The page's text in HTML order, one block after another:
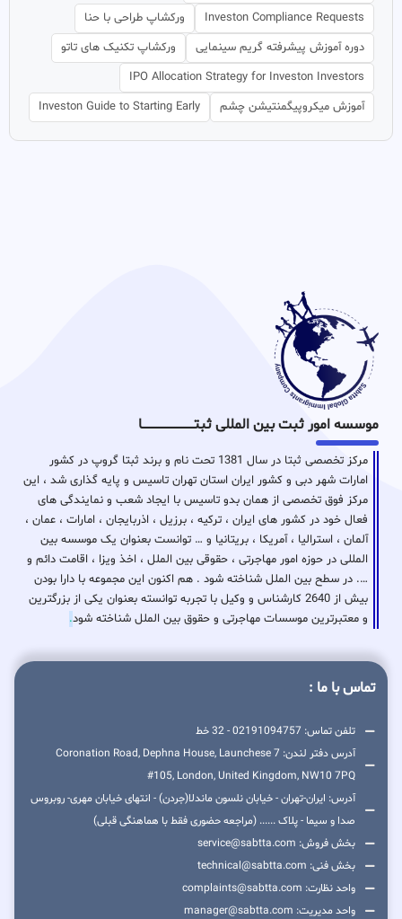
Investon Compliance Requests
ورکشاپ طراحی با حنا
دوره آموزش پیشرفته گریم سینمایی
ورکشاپ تکنیک های تاتو
IPO Allocation Strategy for Investon Investors
آموزش میکروپیگمنتیشن چشم
Investon Guide to Starting Early
موسسه امور ثبت بین المللی ثبتـــــــــــــــــــــــــــــا
مرکز تخصصی ثبتا در سال 1381 تحت نام و برند ثبتا گروپ در کشور
امارات شهر دبی و کشور ایران استان تهران تاسیس و پایه گذاری شد ، این
مرکز فوق تخصصی از همان بدو تاسیس با ایجاد شعب و نمایندگی های
فعال خود در کشور های ایران ، ترکیه ، برزیل ، اذربایجان ، امارات ، عمان ،
آلمان ، استرالیا ، آمریکا ، بریتانیا و … توانست بعنوان یک موسسه بین
المللی در حوزه امور مهاجرتی ، حقوقی بین الملل ، اخذ ویزا ، اقامت دائم و
…. در سطح بین الملل شناخته شود . هم اکنون این مجموعه با دارا بودن
بیش از 2640 کارشناس و وکیل با تجربه توانسته بعنوان یکی از بزرگترین
و معتبرترین موسسات مهاجرتی و حقوق بین الملل شناخته شود.
تماس با ما :
تلفن تماس: 02191094757 - 32 خط
آدرس دفتر لندن: 7 Coronation Road, Dephna House, Launchese
#105, London, United Kingdom, NW10 7PQ
آدرس: ایران-تهران - خیابان نلسون ماندلا(جردن) - انتهای خیابان مهری- روبروس
صدا و سیما - پلاک ...... (مراجعه حضوری فقط با هماهنگی قبلی)
بخش فروش: service@sabtta.com
بخش فنی: technical@sabtta.com
واحد نظارت: complaints@sabtta.com
واحد مدیریت: manager@sabtta.com